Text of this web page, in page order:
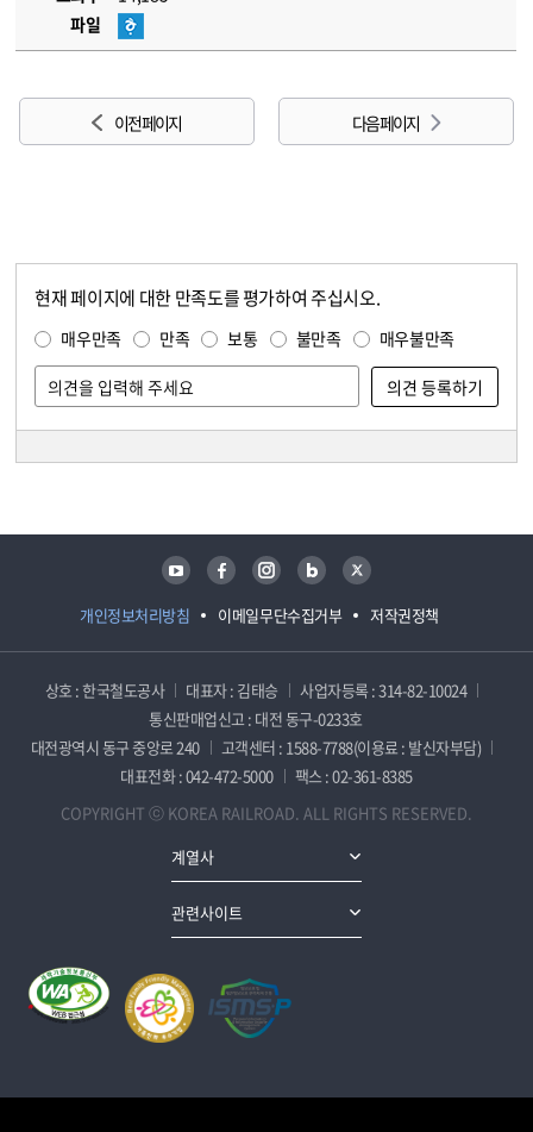
파일
이전 페이지 다음 페이지
현재 페이지에 대한 만족도를 평가하여 주십시오.
매우만족 만족 보통 불만족 매우불만족
개인정보처리방침 이메일무단수집거부 저작권정책
유튜브 페이스북 인스타그램 블로그 트위터
상호 : 한국철도공사 대표자 : 김태승
사업자등록 : 314-82-10024
통신판매업신고 : 대전 동구-0233호
대전광역시 동구 중앙로 240
고객센터 : 1588-7788(이용료 : 발신자부담)
대표전화 : 042-472-5000
팩스 : 02-361-8385
COPYRIGHT ⓒ KOREA RAILROAD. ALL RIGHTS RESERVED.
계열사
관련사이트